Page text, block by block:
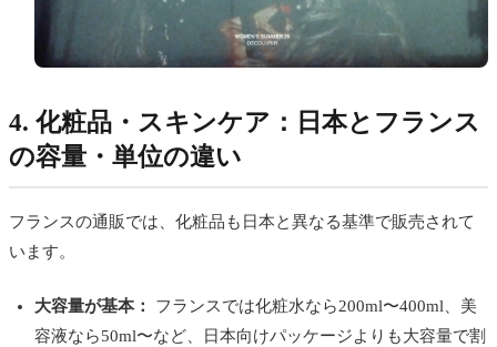
4. 化粧品・スキンケア：日本とフランス
の容量・単位の違い
フランスの通販では、化粧品も日本と異なる基準で販売されて
います。
大容量が基本：
フランスでは化粧水なら200ml〜400ml、美
容液なら50ml〜など、日本向けパッケージよりも大容量で割